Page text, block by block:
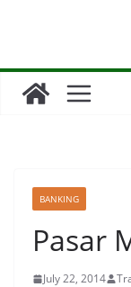
BANKING
Pasar
July 22, 2014